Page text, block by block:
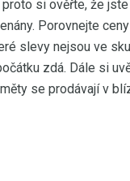
proto si ověřte, že
Porovnejte
slevy nejsou ve
zdá. Dále si
se prodávají v